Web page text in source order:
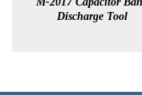
Discharge Tool